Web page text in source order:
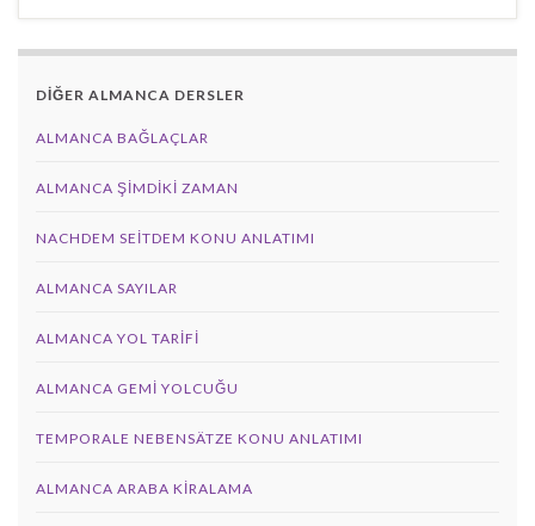
DİĞER ALMANCA DERSLER
ALMANCA BAĞLAÇLAR
ALMANCA ŞIMDIKI ZAMAN
NACHDEM SEITDEM KONU ANLATIMI
ALMANCA SAYILAR
ALMANCA YOL TARIFI
ALMANCA GEMI YOLCUĞU
TEMPORALE NEBENSÄTZE KONU ANLATIMI
ALMANCA ARABA KIRALAMA